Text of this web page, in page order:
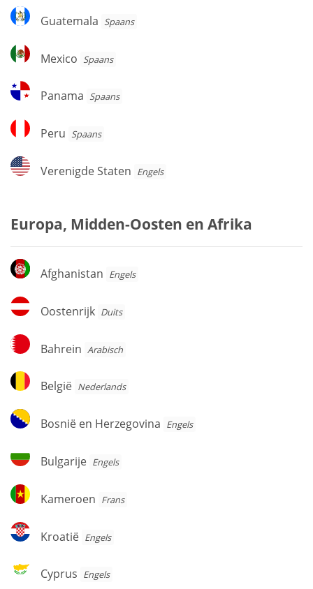
Guatemala
Guatemala Spaans
Mexico
Mexico Spaans
Panama
Panama Spaans
Peru
Peru Spaans
Verenigde
Staten
Verenigde Staten Engels
Europa, Midden-Oosten en Afrika
Afghanistan
Afghanistan Engels
Oostenrijk
Oostenrijk Duits
Bahrein
Bahrein Arabisch
België
België Nederlands
Bosnië
en
Bosnië en Herzegovina Engels
Bulgarije
Bulgarije Engels
Kameroen
Kameroen Frans
Kroatië
Kroatië Engels
Cyprus
Cyprus Engels